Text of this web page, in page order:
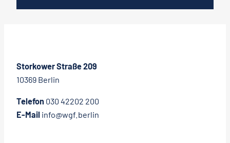
Storkower Straße 209
10369 Berlin
Telefon 030 42202 200
E-Mail info@wgf.berlin